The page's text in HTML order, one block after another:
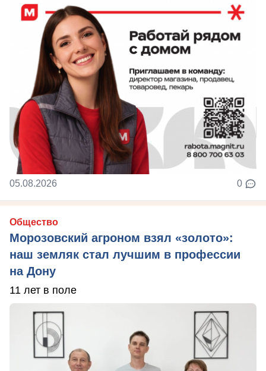
05.08.2026 0
Общество
Морозовский агроном взял «золото»:
наш земляк стал лучшим в профессии
на Дону
11 лет в поле